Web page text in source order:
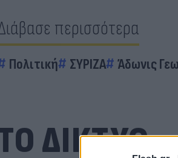
περισσότερα
Πολιτική ΣΥΡΙΖΑ Άδωνις
ΔΙΚΤΥΟ